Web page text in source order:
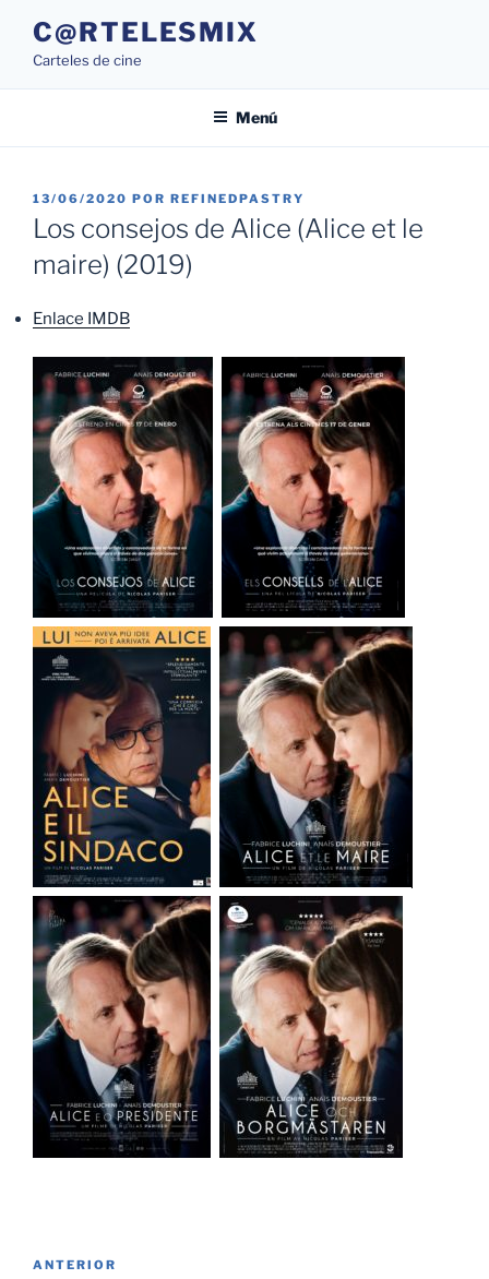
contenido
C@RTELESMIX
Carteles de cine
Menú
PUBLICADO
EL
13/06/2020 POR REFINEDPASTRY
Los consejos de Alice (Alice et le
maire) (2019)
Enlace IMDB
Navegación
Entrada
ANTERIOR